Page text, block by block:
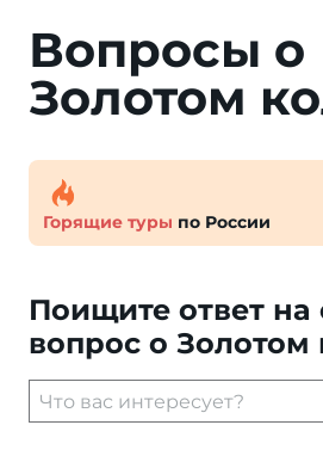
Вопросы о
Золотом
Горящие туры по России
Поищите ответ на
вопроc о Золотом